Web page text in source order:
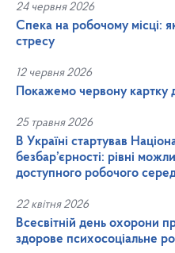
24 червня 2026
Спека на робочому місці:
стресу
12 червня 2026
Покажемо червону картку
25 травня 2026
В Україні стартував
безбар’єрності: рівні
доступного робочого
22 квітня 2026
Всесвітній день охорони
здорове психосоціальне